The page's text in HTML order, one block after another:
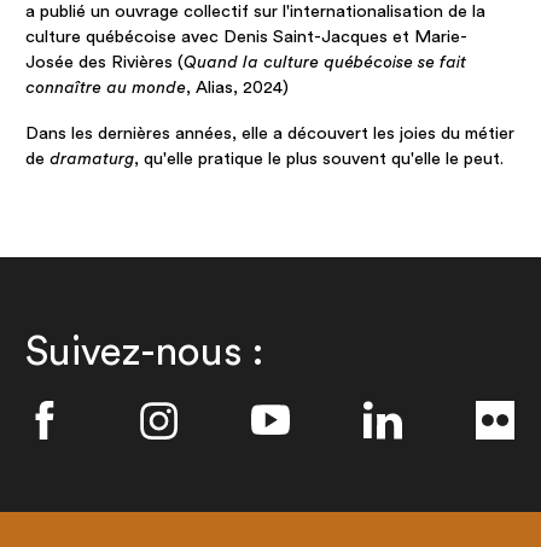
a publié un ouvrage collectif sur l'internationalisation de la
culture québécoise avec Denis Saint-Jacques et Marie-
Josée des Rivières (Quand la culture québécoise se fait
connaître au monde, Alias, 2024)
Dans les dernières années, elle a découvert les joies du métier
dedramaturg, qu'elle pratique le plus souvent qu'elle le peut.
Suivez-nous :